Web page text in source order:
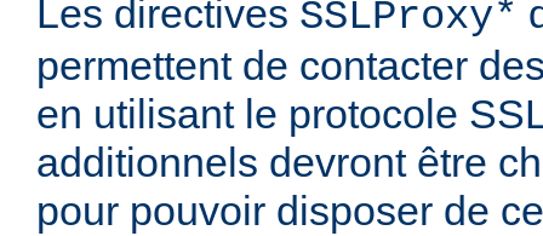
Les directives SSLProxy*
permettent de contacter
en utilisant le protocole
additionnels devront être
pour pouvoir disposer de